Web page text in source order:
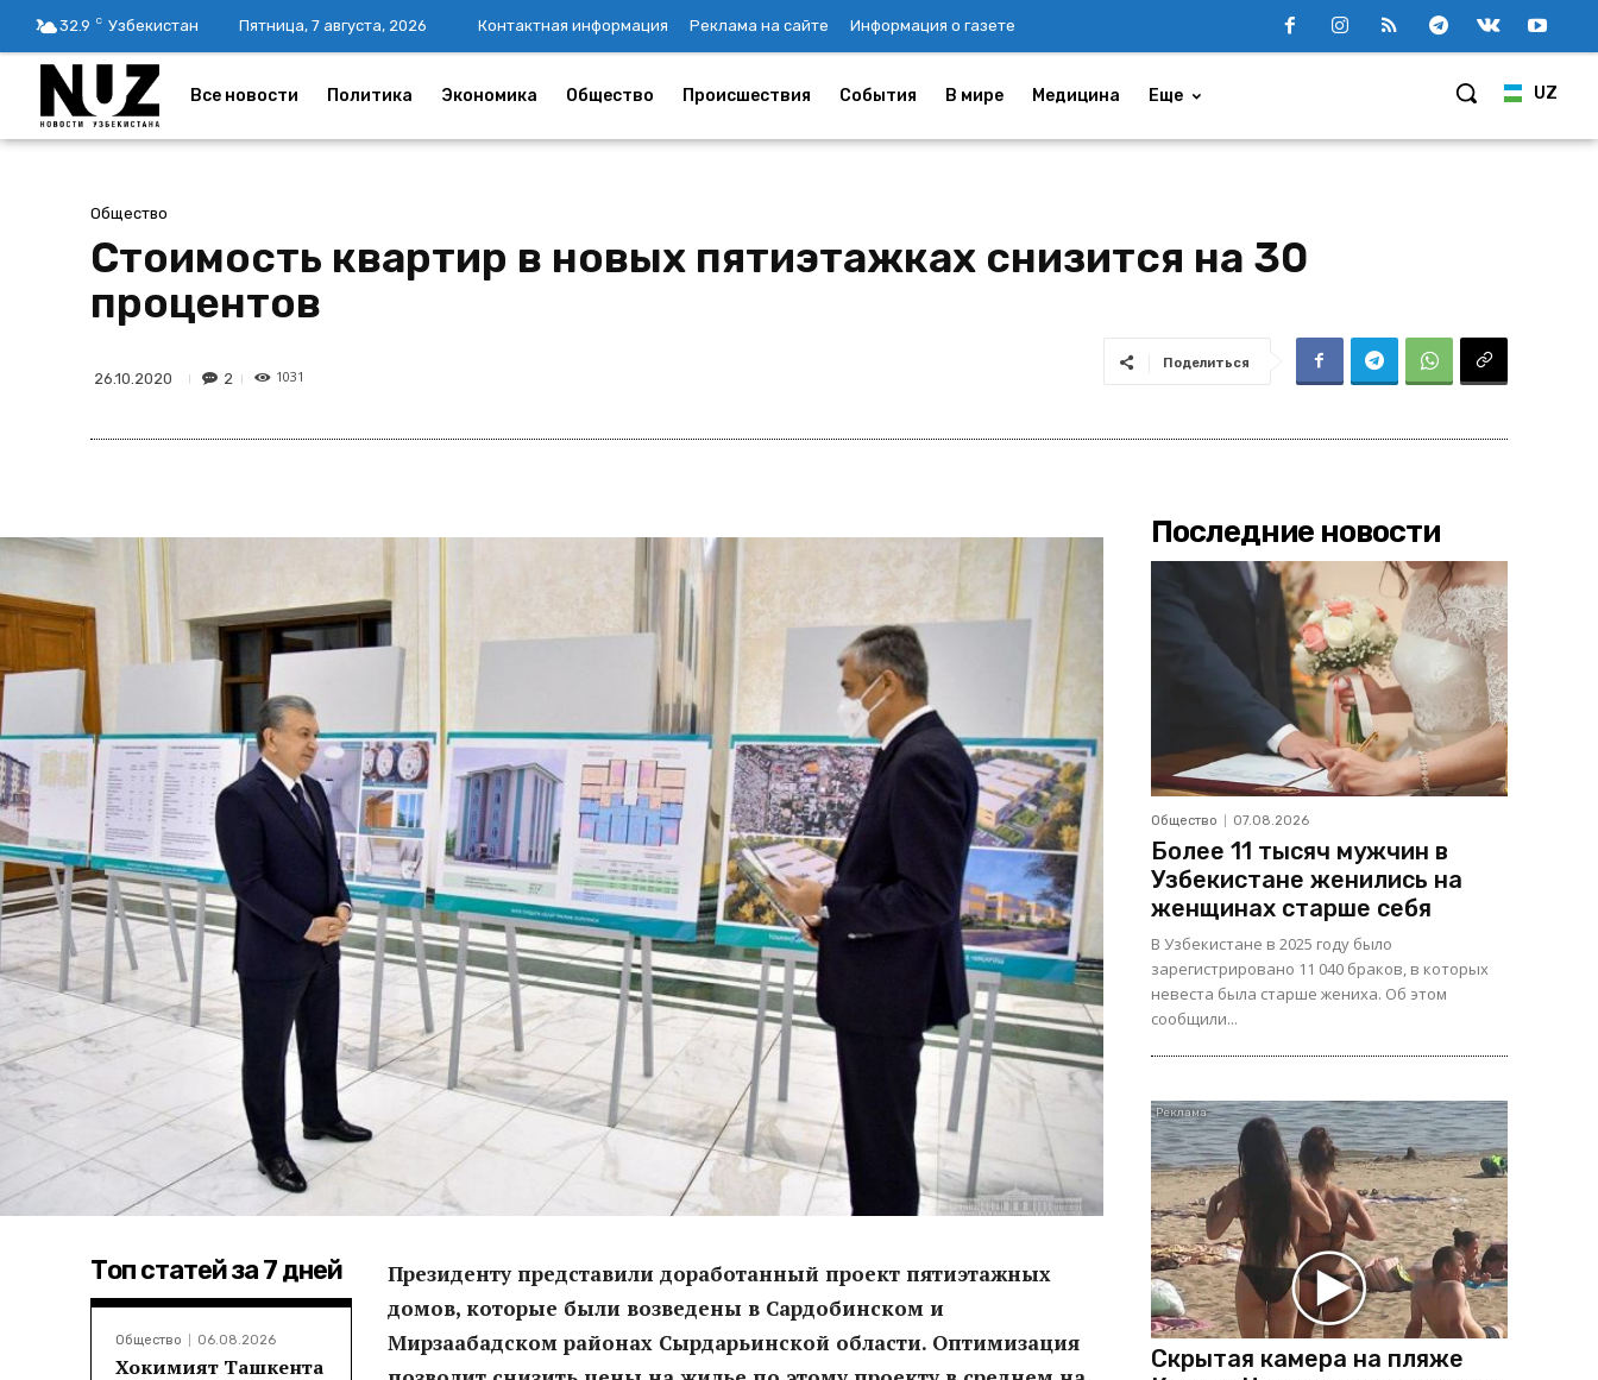
32.9 C Узбекистан Пятница, 7 августа, 2026 Контактная информация Реклама на сайте Информация о газете
UZ
Все новости Политика Экономика Общество Происшествия События В мире Медицина Еще
Общество
Стоимость квартир в новых пятиэтажках снизится на 30
процентов
26.10.2020 2 1031
Поделиться
Топ статей за 7 дней
Общество 06.08.2026
Хокимият Ташкента
Президенту представили доработанный проект пятиэтажных
домов, которые были возведены в Сардобинском и
Мирзаабадском районах Сырдарьинской области. Оптимизация
Последние новости
Общество 07.08.2026
Более 11 тысяч мужчин в
Узбекистане женились на
женщинах старше себя
В Узбекистане в 2025 году было
зарегистрировано 11 040 браков, в которых
невеста была старше жениха. Об этом
сообщили...
Скрытая камера на пляже